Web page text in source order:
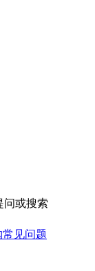
问或搜索
常见问题